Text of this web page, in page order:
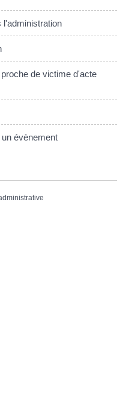
l'administration
de victime d'acte
évènement